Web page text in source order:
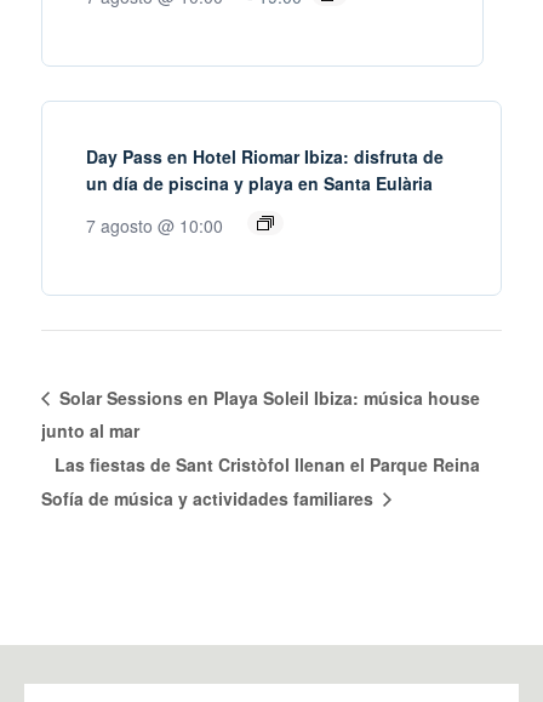
Day Pass en Hotel Riomar Ibiza: disfruta de
un día de piscina y playa en Santa Eulària
7 agosto @ 10:00
Solar Sessions en Playa Soleil Ibiza: música house
junto al mar
Las fiestas de Sant Cristòfol llenan el Parque Reina
Sofía de música y actividades familiares